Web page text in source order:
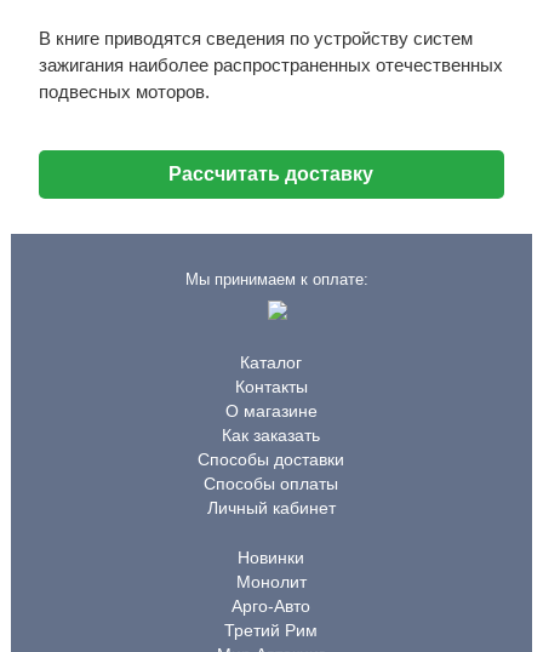
В книге приводятся сведения по устройству систем
зажигания наиболее распространенных отечественных
подвесных моторов.
Рассчитать доставку
Мы принимаем к оплате:
Каталог
Контакты
О магазине
Как заказать
Способы доставки
Способы оплаты
Личный кабинет
Новинки
Монолит
Арго-Авто
Третий Рим